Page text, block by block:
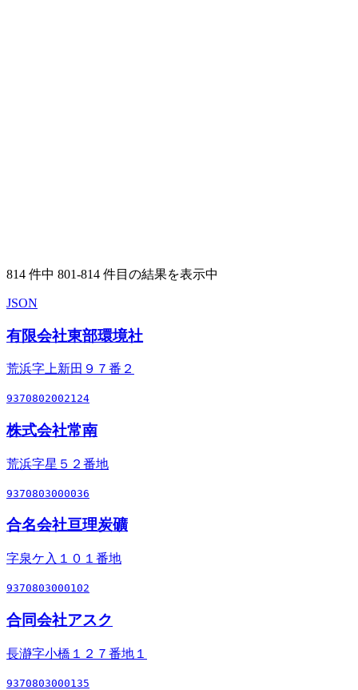
814 件中 801-814 件目の結果を表示中
JSON
有限会社東部環境社
荒浜字上新田９７番２
9370802002124
株式会社常南
荒浜字星５２番地
9370803000036
合名会社亘理炭礦
字泉ケ入１０１番地
9370803000102
合同会社アスク
長瀞字小橋１２７番地１
9370803000135